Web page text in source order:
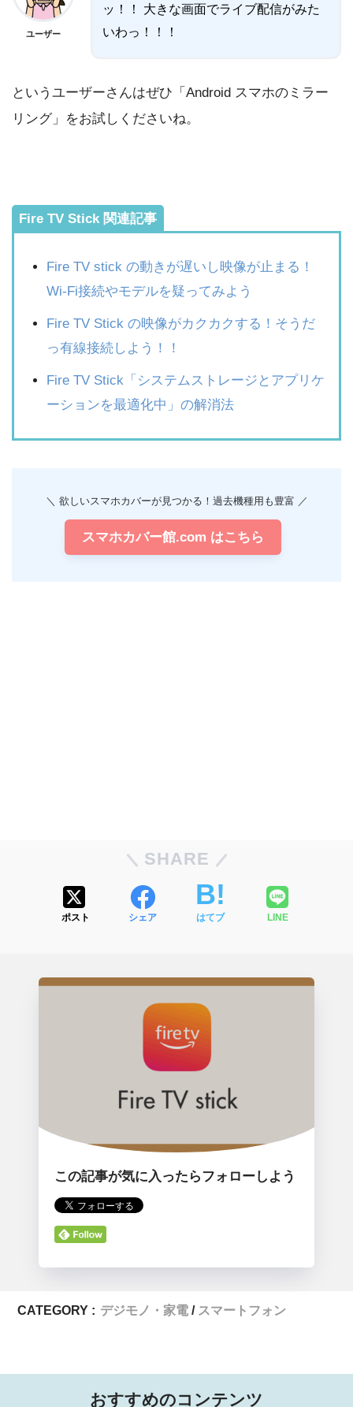
ユーザー
ッ！！ 大きな画面でライブ配信がみた
いわっ！！！
というユーザーさんはぜひ「Android スマホのミラー
リング」をお試しくださいね。
Fire TV Stick 関連記事
Fire TV stick の動きが遅いし映像が止まる！
Wi-Fi接続やモデルを疑ってみよう
Fire TV Stick の映像がカクカクする！そうだ
っ有線接続しよう！！
Fire TV Stick「システムストレージとアプリケ
ーションを最適化中」の解消法
＼ 欲しいスマホカバーが見つかる！過去機種用も豊富 ／
スマホカバー館.com はこちら
SHARE
ポスト シェア はてブ LINE
この記事が気に入ったらフォローしよう
CATEGORY : デジモノ・家電 スマートフォン
おすすめのコンテンツ